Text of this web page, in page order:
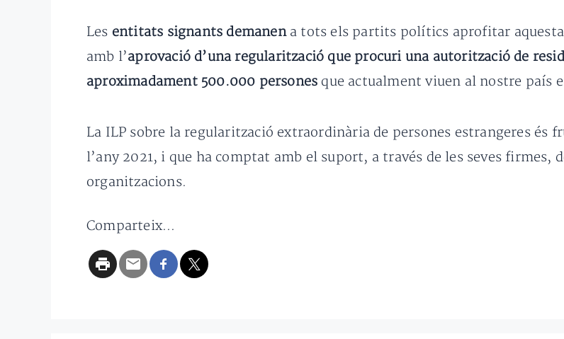
Les entitats signants demanen a tots els partits polítics aprofitar
amb l’aprovació d’una regularització que procuri una autorització de
aproximadament 500.000 persones que actualment viuen al nostre país
La ILP sobre la regularització extraordinària de persones estrangeres és
l’any 2021, i que ha comptat amb el suport, a través de les seves firmes,
organitzacions.
Comparteix...